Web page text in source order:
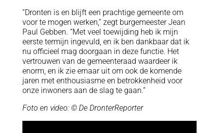
“Dronten is en blijft een prachtige gemeente om
voor te mogen werken,” zegt burgemeester Jean
Paul Gebben. “Met veel toewijding heb ik mijn
eerste termijn ingevuld, en ik ben dankbaar dat ik
nu officieel mag doorgaan in deze functie. Het
vertrouwen van de gemeenteraad waardeer ik
enorm, en ik zie ernaar uit om ook de komende
jaren met enthousiasme en betrokkenheid voor
onze inwoners aan de slag te gaan.”
Foto en video: © De DronterReporter